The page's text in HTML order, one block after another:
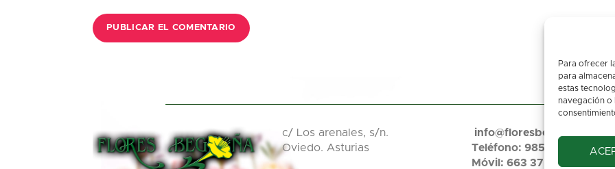
Para ofrecer
para
estas
navegación o
c/ Los arenales, s/n.
Oviedo. Asturias
info@floresbegona.es
Teléfono: 985 22 45 63
Móvil: 663 37 32 70